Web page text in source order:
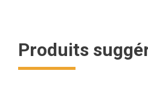
Produits